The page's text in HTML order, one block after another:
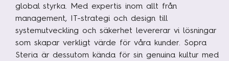
global styrka. Med expertis inom allt från
management, IT-strategi och design till
systemutveckling och säkerhet levererar vi lösningar
som skapar verkligt värde för våra kunder. Sopra
Steria är dessutom kända för sin genuina kultur med